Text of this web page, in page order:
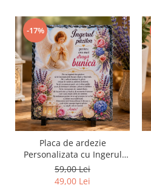
-17%
Placa de ardezie
Personalizata cu Ingerul
Pazitor pentru Bunica
59,00 Lei
49,00 Lei